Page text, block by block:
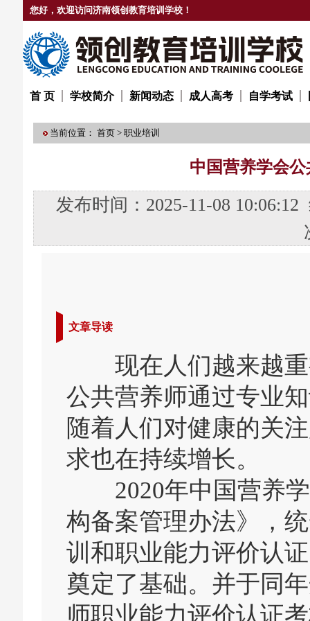
您好，欢迎访问济南领创教育培训学校！
首 页 学校简介 新闻动态 成人高考 自学考试
当前位置： 首页 > 职业培训
中国营养学会
发布时间：2025-11-08
文章导读
现在人们越来越重
公共营养师通过专业
随着人们对健康的关
求也在持续增长。
2020年中国营养学
构备案管理办法》，
训和职业能力评价认
奠定了基础。并于同
师职业能力评价认证